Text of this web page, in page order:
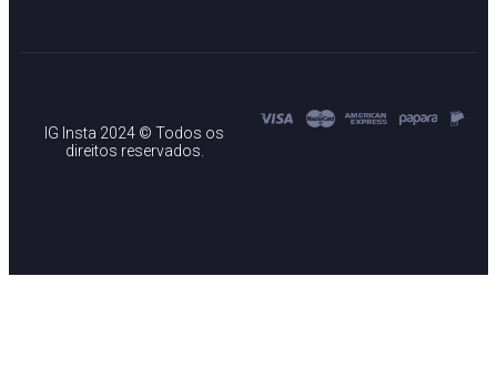
IG Insta 2024 © Todos os
direitos reservados.